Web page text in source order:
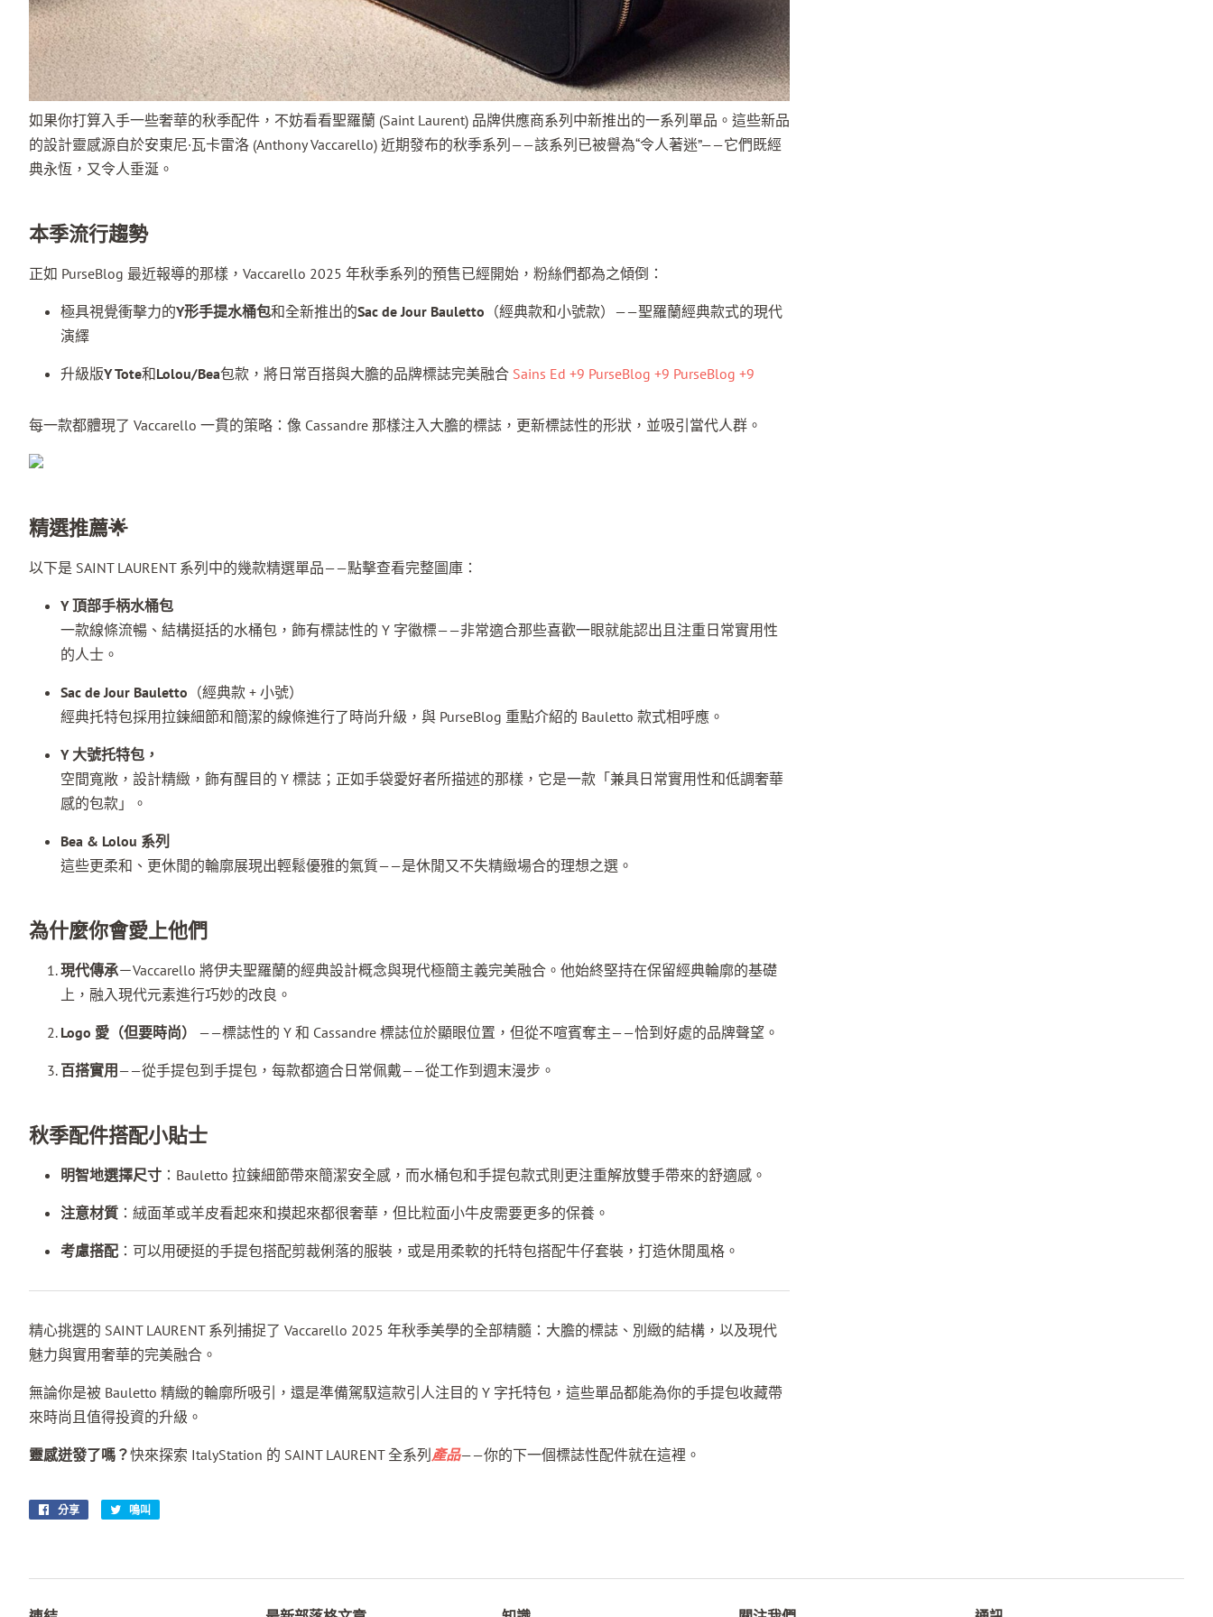
如果你打算入手一些奢華的秋季配件，不妨看看聖羅蘭 (Saint Laurent) 品牌供應商系列中新推出的一系列單品。這些新品
的設計靈感源自於安東尼·瓦卡雷洛 (Anthony Vaccarello) 近期發布的秋季系列——該系列已被譽為“令人著迷”——它們既經
典永恆，又令人垂涎。
本季流行趨勢
正如 PurseBlog 最近報導的那樣，Vaccarello 2025 年秋季系列的預售已經開始，粉絲們都為之傾倒：
極具視覺衝擊力的Y形手提水桶包和全新推出的Sac de Jour Bauletto （經典款和小號款）——聖羅蘭經典款式的現代
演繹
升級版Y Tote和Lolou/Bea包款，將日常百搭與大膽的品牌標誌完美融合 Sains Ed +9 PurseBlog +9 PurseBlog +9
每一款都體現了 Vaccarello 一貫的策略：像 Cassandre 那樣注入大膽的標誌，更新標誌性的形狀，並吸引當代人群。
精選推薦🌟
以下是 SAINT LAURENT 系列中的幾款精選單品——點擊查看完整圖庫：
Y 頂部手柄水桶包
一款線條流暢、結構挺括的水桶包，飾有標誌性的 Y 字徽標——非常適合那些喜歡一眼就能認出且注重日常實用性
的人士。
Sac de Jour Bauletto （經典款 + 小號）
經典托特包採用拉鍊細節和簡潔的線條進行了時尚升級，與 PurseBlog 重點介紹的 Bauletto 款式相呼應 。
Y 大號托特包，
空間寬敞，設計精緻，飾有醒目的 Y 標誌；正如手袋愛好者所描述的那樣，它是一款「兼具日常實用性和低調奢華
感的包款」
。
Bea & Lolou 系列
這些更柔和、更休閒的輪廓展現出輕鬆優雅的氣質——是休閒又不失精緻場合的理想之選。
為什麼你會愛上他們
現代傳承－Vaccarello 將伊夫聖羅蘭的經典設計概念與現代極簡主義完美融合。他始終堅持在保留經典輪廓的基礎
上，融入現代元素進行巧妙的改良。
Logo 愛（但要時尚） ——標誌性的 Y 和 Cassandre 標誌位於顯眼位置，但從不喧賓奪主——恰到好處的品牌聲望。
百搭實用 ——從手提包到手提包，每款都適合日常佩戴——從工作到週末漫步。
秋季配件搭配小貼士
明智地選擇尺寸 ：Bauletto 拉鍊細節帶來簡潔安全感，而水桶包和手提包款式則更注重解放雙手帶來的舒適感。
注意材質 ：絨面革或羊皮看起來和摸起來都很奢華，但比粒面小牛皮需要更多的保養。
考慮搭配 ：可以用硬挺的手提包搭配剪裁俐落的服裝，或是用柔軟的托特包搭配牛仔套裝，打造休閒風格。
精心挑選的 SAINT LAURENT 系列捕捉了 Vaccarello 2025 年秋季美學的全部精髓：大膽的標誌、別緻的結構，以及現代
魅力與實用奢華的完美融合。
無論你是被 Bauletto 精緻的輪廓所吸引，還是準備駕馭這款引人注目的 Y 字托特包，這些單品都能為你的手提包收藏帶
來時尚且值得投資的升級。
靈感迸發了嗎？快來探索 ItalyStation 的 SAINT LAURENT 全系列 產品——你的下一個標誌性配件就在這裡。
分享 鳴叫